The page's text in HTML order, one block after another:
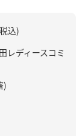
込)
レディースコミ
)